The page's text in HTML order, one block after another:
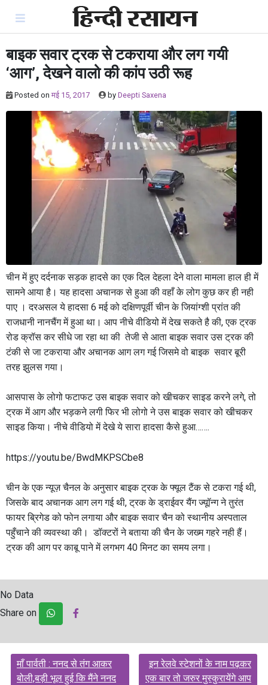
content
बाइक सवार ट्रक से टकराया और लग गयी
‘आग’, देखने वालो की कांप उठी रूह
Posted on मई 15, 2017 by Deepti Saxena
चीन में हुए दर्दनाक सड़क हादसे का एक दिल देहला देने वाला मामला हाल ही में
सामने आया है। यह हादसा अचानक से हुआ की वहाँ के लोग कुछ कर ही नही
पाए । दरअसल ये हादसा 6 मई को दक्षिणपूर्वी चीन के जियांग्शी प्रांत की
राजधानी नानचैंग में हुआ था। आप नीचे वीडियो में देख सकते है की, एक ट्रक
रोड क्रॉस कर सीधे जा रहा था की तेजी से आता बाइक सवार उस ट्रक की
टंकी से जा टकराया और अचानक आग लग गई जिसमे वो बाइक सवार बूरी
तरह झुलस गया।
आसपास के लोगो फटाफट उस बाइक सवार को खीचकर साइड करने लगे, तो
ट्रक में आग और भड़कने लगी फिर भी लोगो ने उस बाइक सवार को खीचकर
साइड किया। नीचे वीडियो में देखे ये सारा हादसा कैसे हुआ…….
https://youtu.be/BwdMKPSCbe8
चीन के एक न्यूज़ चैनल के अनुसार बाइक ट्रक के फ्यूल टैंक से टकरा गई थी,
जिसके बाद अचानक आग लग गई थी, ट्रक के ड्राईवर यैंग ज्यूॉन्ग ने तुरंत
फायर ब्रिगेड को फोन लगाया और बाइक सवार चैन को स्थानीय अस्पताल
पहुँचाने की व्यवस्था की। डॉक्टरों ने बताया की चैन के जख्म गहरे नही हैं।
ट्रक की आग पर काबू पाने में लगभग 40 मिनट का समय लगा।
No Data
Share on
Post
navigation
माँ पार्वती : ननद से तंग आकर
बोली,बड़ी भूल हुई कि मैंने ननद
इन रेलवे स्टेशनों के नाम पढ़कर
एक बार तो जरुर मुस्कुरायेंगे आप